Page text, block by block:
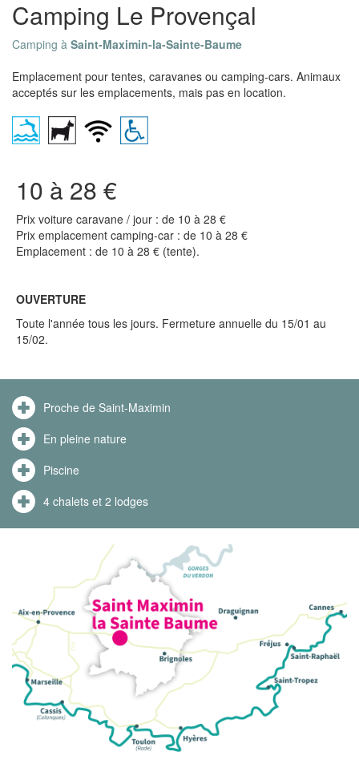
Camping Le Provençal
Camping à Saint-Maximin-la-Sainte-Baume
Emplacement pour tentes, caravanes ou camping-cars. Animaux
acceptés sur les emplacements, mais pas en location.
10 à 28 €
Prix voiture caravane / jour : de 10 à 28 €
Prix emplacement camping-car : de 10 à 28 €
Emplacement : de 10 à 28 € (tente).
OUVERTURE
Toute l'année tous les jours. Fermeture annuelle du 15/01 au
15/02.
Proche de Saint-Maximin
En pleine nature
Piscine
4 chalets et 2 lodges